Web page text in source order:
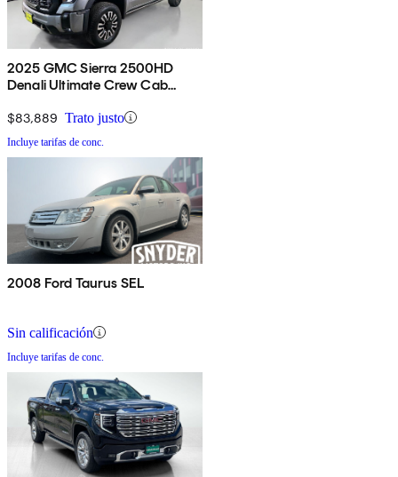
2025 GMC Sierra 2500HD
Denali Ultimate Crew Cab
$83,889 Trato justo
Incluye tarifas de conc.
2008 Ford Taurus SEL
Sin calificación
Incluye tarifas de conc.